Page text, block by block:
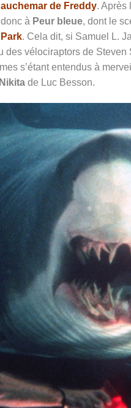
de Freddy. Après
à Peur bleue, dont le
. Cela dit, si Samuel L.
des vélociraptors de
s’étant entendus à
Nikita de Luc Besson.